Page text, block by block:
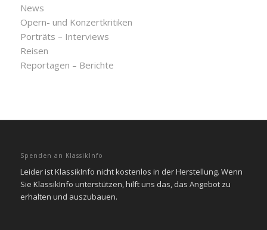
News
Opern- und Konzertkritiken
Porträts – Interviews
Reisen
Reportagen – Berichte
Spenden an KlassikInfo
Leider ist KlassikInfo nicht kostenlos in der Herstellung. Wenn
Sie KlassikInfo unterstützen, hilft uns das, das Angebot zu
erhalten und auszubauen.